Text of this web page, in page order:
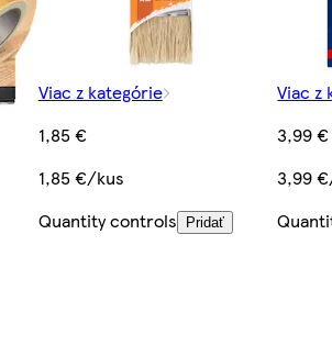
Viac z kategórie
1,85 €
1,85 €/kus
Quantity controls
Pridať
Viac z
3,99 €
3,99